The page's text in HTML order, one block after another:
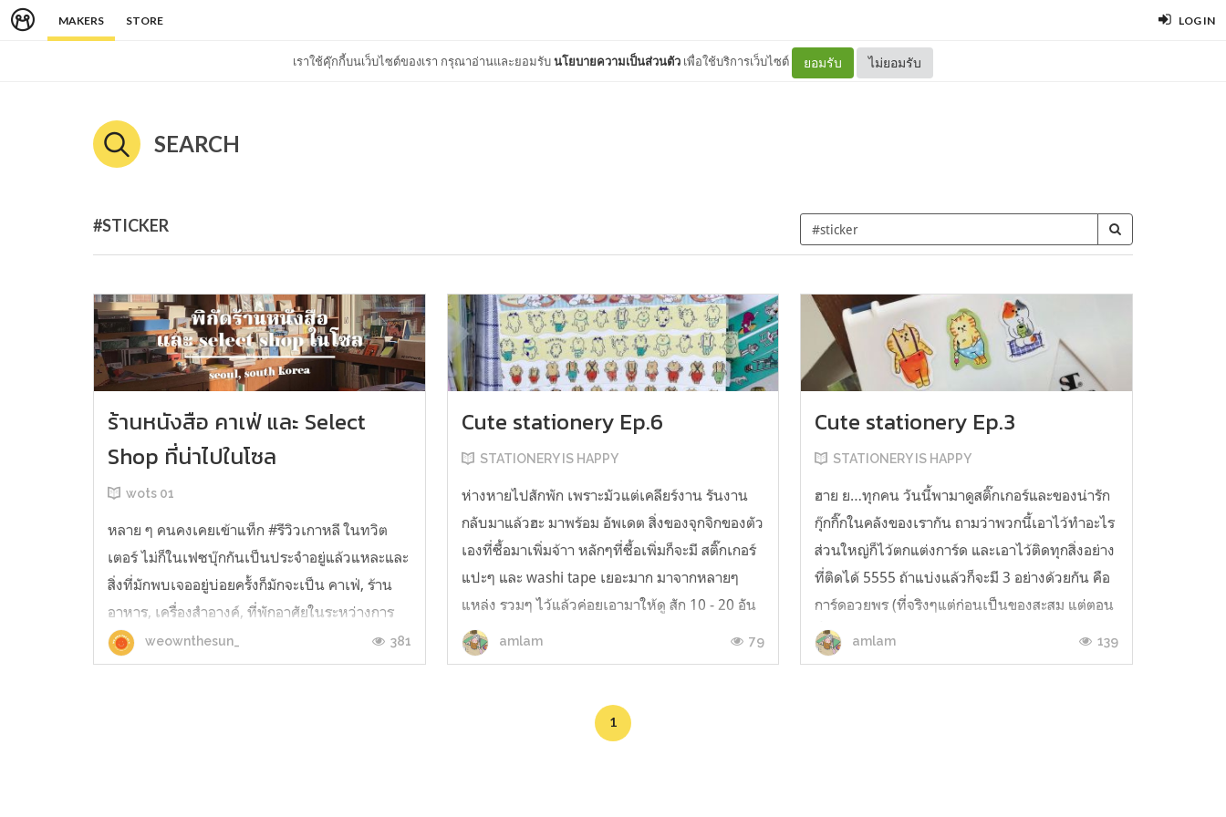
MAKERS STORE LOG IN
เราใช้คุ๊กกี้บนเว็บไซต์ของเรา กรุณาอ่านและยอมรับนโยบายความเป็นส่วนตัว เพื่อใช้บริการเว็บไซต์ ยอมรับ ไม่ยอมรับ
SEARCH
#STICKER
ร้านหนังสือ คาเฟ่ และ Select
Shop ที่น่าไปในโซล
wots 01
หลาย ๆ คนคงเคยเข้าแท็ก #รีวิวเกาหลี ในทวิต
เตอร์ ไม่ก็ในเฟซบุ๊กกันเป็นประจำอยู่แล้วแหละและ
สิ่งที่มักพบเจออยู่บ่อยครั้งก็มักจะเป็น คาเฟ่, ร้าน
อาหาร, เครื่องสำอางค์, ที่พักอาศัยในระหว่างการ
ไปเที่ยว รวมไปถึงแลนด์มาร์คต่าง ๆ ทั้งในและนอก
โซล เพราะช่วงที่เราไปโซลเมื่อ 3-4 ปีก่อน ส่วน
weownthesun_ 381
Cute stationery Ep.6
STATIONERY IS HAPPY
ห่างหายไปสักพัก เพราะมัวแต่เคลียร์งาน รันงาน
กลับมาแล้วฮะ มาพร้อม อัพเดต สิ่งของจุกจิกของตัว
เองที่ซื้อมาเพิ่มจ้าา หลักๆที่ซื้อเพิ่มก็จะมี สติ๊กเกอร์
แปะๆ และ washi tape เยอะมาก มาจากหลายๆ
แหล่ง รวมๆ ไว้แล้วค่อยเอามาให้ดู สัก 10 - 20 อัน
5555 ค่อยๆดูกันไป ทีละอย่างนะฮะ อย่างแรก พาไป
ดู washi tape น่ารั...
amlam 79
Cute stationery Ep.3
STATIONERY IS HAPPY
ฮาย ย…ทุกคน วันนี้พามาดูสติ๊กเกอร์และของน่ารัก
กุ๊กกิ๊กในคลังของเรากัน ถามว่าพวกนี้เอาไว้ทำอะไร
ส่วนใหญ่ก็ไว้ตกแต่งการ์ด และเอาไว้ติดทุกสิ่งอย่าง
ที่ติดได้ 5555 ถ้าแบ่งแล้วก็จะมี 3 อย่างด้วยกัน คือ
การ์ดอวยพร (ที่จริงๆแต่ก่อนเป็นของสะสม แต่ตอน
นี้เอามาใช้เขียนให้เพื่อนสาวไปแล้ว…เพื่อให้เกิด
ประโยชน์)สติ...
amlam 139
1